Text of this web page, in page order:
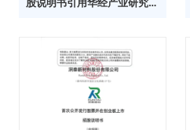
股说明书引用华经产业研究院